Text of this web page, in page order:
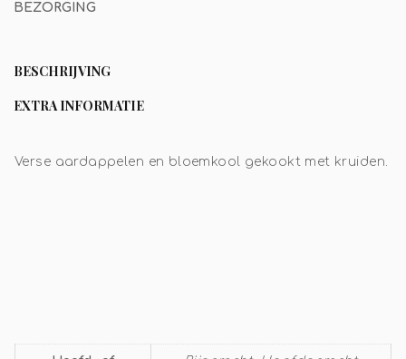
BEZORGING
BESCHRIJVING
EXTRA INFORMATIE
Verse aardappelen en bloemkool gekookt met kruiden.